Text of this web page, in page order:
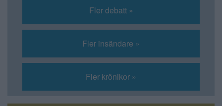
Fler debatt »
Fler insändare »
Fler krönikor »